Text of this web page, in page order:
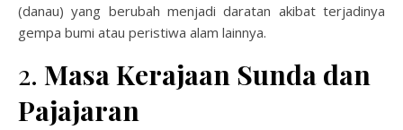
(danau) yang berubah menjadi daratan akibat terjadinya
gempa bumi atau peristiwa alam lainnya.
2. Masa Kerajaan Sunda dan
Pajajaran